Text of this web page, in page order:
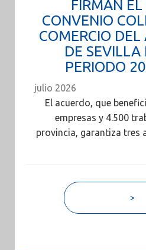
FIRMAN
CONVENIO
COMERCIO
DE SEVILLA
PERIODO
julio 2026
El acuerdo, que
empresas y 4.500
provincia, garantiza tres
>